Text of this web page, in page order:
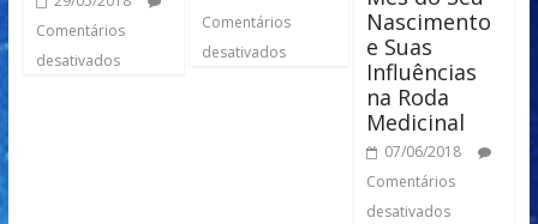
Comentários
desativados
Comentários
desativados
Nascimento
e Suas
Influências
na Roda
Medicinal
07/06/2018
Comentários
desativados